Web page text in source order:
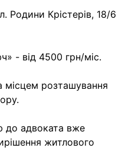
Родини Крістерів, 18/6
- від 4500 грн/міс.
місцем розташування
до адвоката вже
житлового